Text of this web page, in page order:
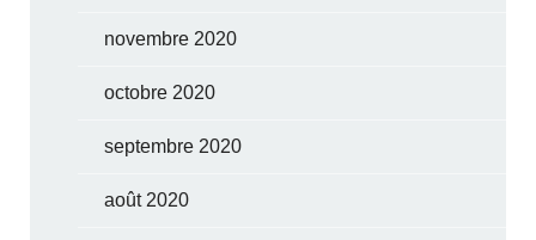
novembre 2020
octobre 2020
septembre 2020
août 2020